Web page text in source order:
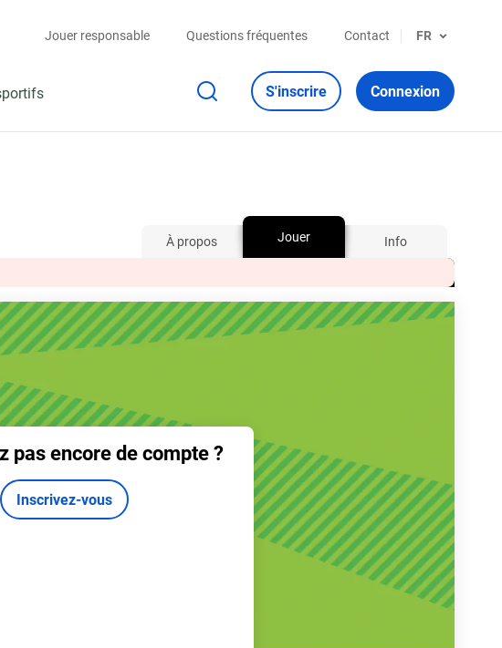
Jouer responsable Questions fréquentes Contact FR
S'inscrire Connexion
À propos Jouer
Info
pas encore de compte ?
Inscrivez-vous